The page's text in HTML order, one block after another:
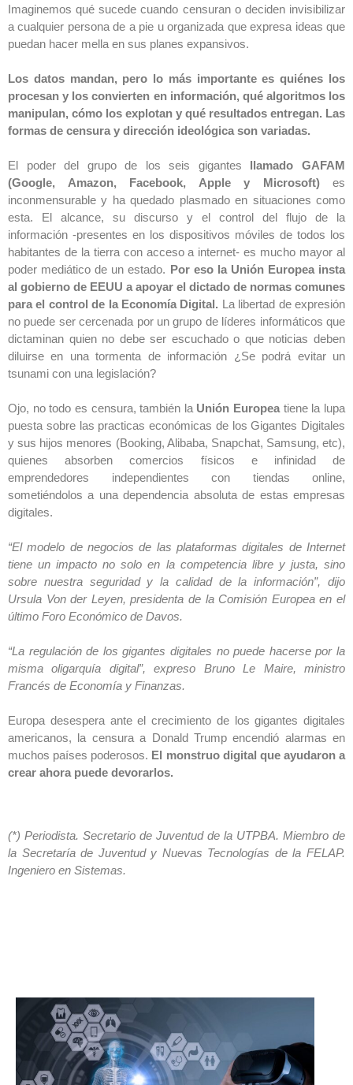
Imaginemos qué sucede cuando censuran o deciden invisibilizar
a cualquier persona de a pie u organizada que expresa ideas que
puedan hacer mella en sus planes expansivos.
Los datos mandan, pero lo más importante es quiénes los
procesan y los convierten en información, qué algoritmos los
manipulan, cómo los explotan y qué resultados entregan. Las
formas de censura y dirección ideológica son variadas.
El poder del grupo de los seis gigantes llamado GAFAM
(Google, Amazon, Facebook, Apple y Microsoft)es
inconmensurable y ha quedado plasmado en situaciones como
esta. El alcance, su discurso y el control del flujo de la
información -presentes en los dispositivos móviles de todos los
habitantes de la tierra con acceso a internet- es mucho mayor al
poder mediático de un estado. Por eso la Unión Europea insta
al gobierno de EEUU a apoyar el dictado de normas comunes
para el control de la Economía Digital. La libertad de expresión
no puede ser cercenada por un grupo de líderes informáticos que
dictaminan quien no debe ser escuchado o que noticias deben
diluirse en una tormenta de información ¿Se podrá evitar un
tsunami con una legislación?
Ojo, no todo es censura, también la Unión Europea tiene la lupa
puesta sobre las practicas económicas de los Gigantes Digitales
y sus hijos menores (Booking, Alibaba, Snapchat, Samsung, etc),
quienes absorben comercios físicos e infinidad de
emprendedores independientes con tiendas online,
sometiéndolos a una dependencia absoluta de estas empresas
digitales.
“El modelo de negocios de las plataformas digitales de Internet
tiene un impacto no solo en la competencia libre y justa, sino
sobre nuestra seguridad y la calidad de la información”, dijo
Ursula Von der Leyen, presidenta de la Comisión Europea en el
último Foro Económico de Davos.
“La regulación de los gigantes digitales no puede hacerse por la
misma oligarquía digital”, expreso Bruno Le Maire, ministro
Francés de Economía y Finanzas.
Europa desespera ante el crecimiento de los gigantes digitales
americanos, la censura a Donald Trump encendió alarmas en
muchos países poderosos. El monstruo digital que ayudaron a
crear ahora puede devorarlos.
(*) Periodista. Secretario de Juventud de la UTPBA. Miembro de
la Secretaría de Juventud y Nuevas Tecnologías de la FELAP.
Ingeniero en Sistemas.